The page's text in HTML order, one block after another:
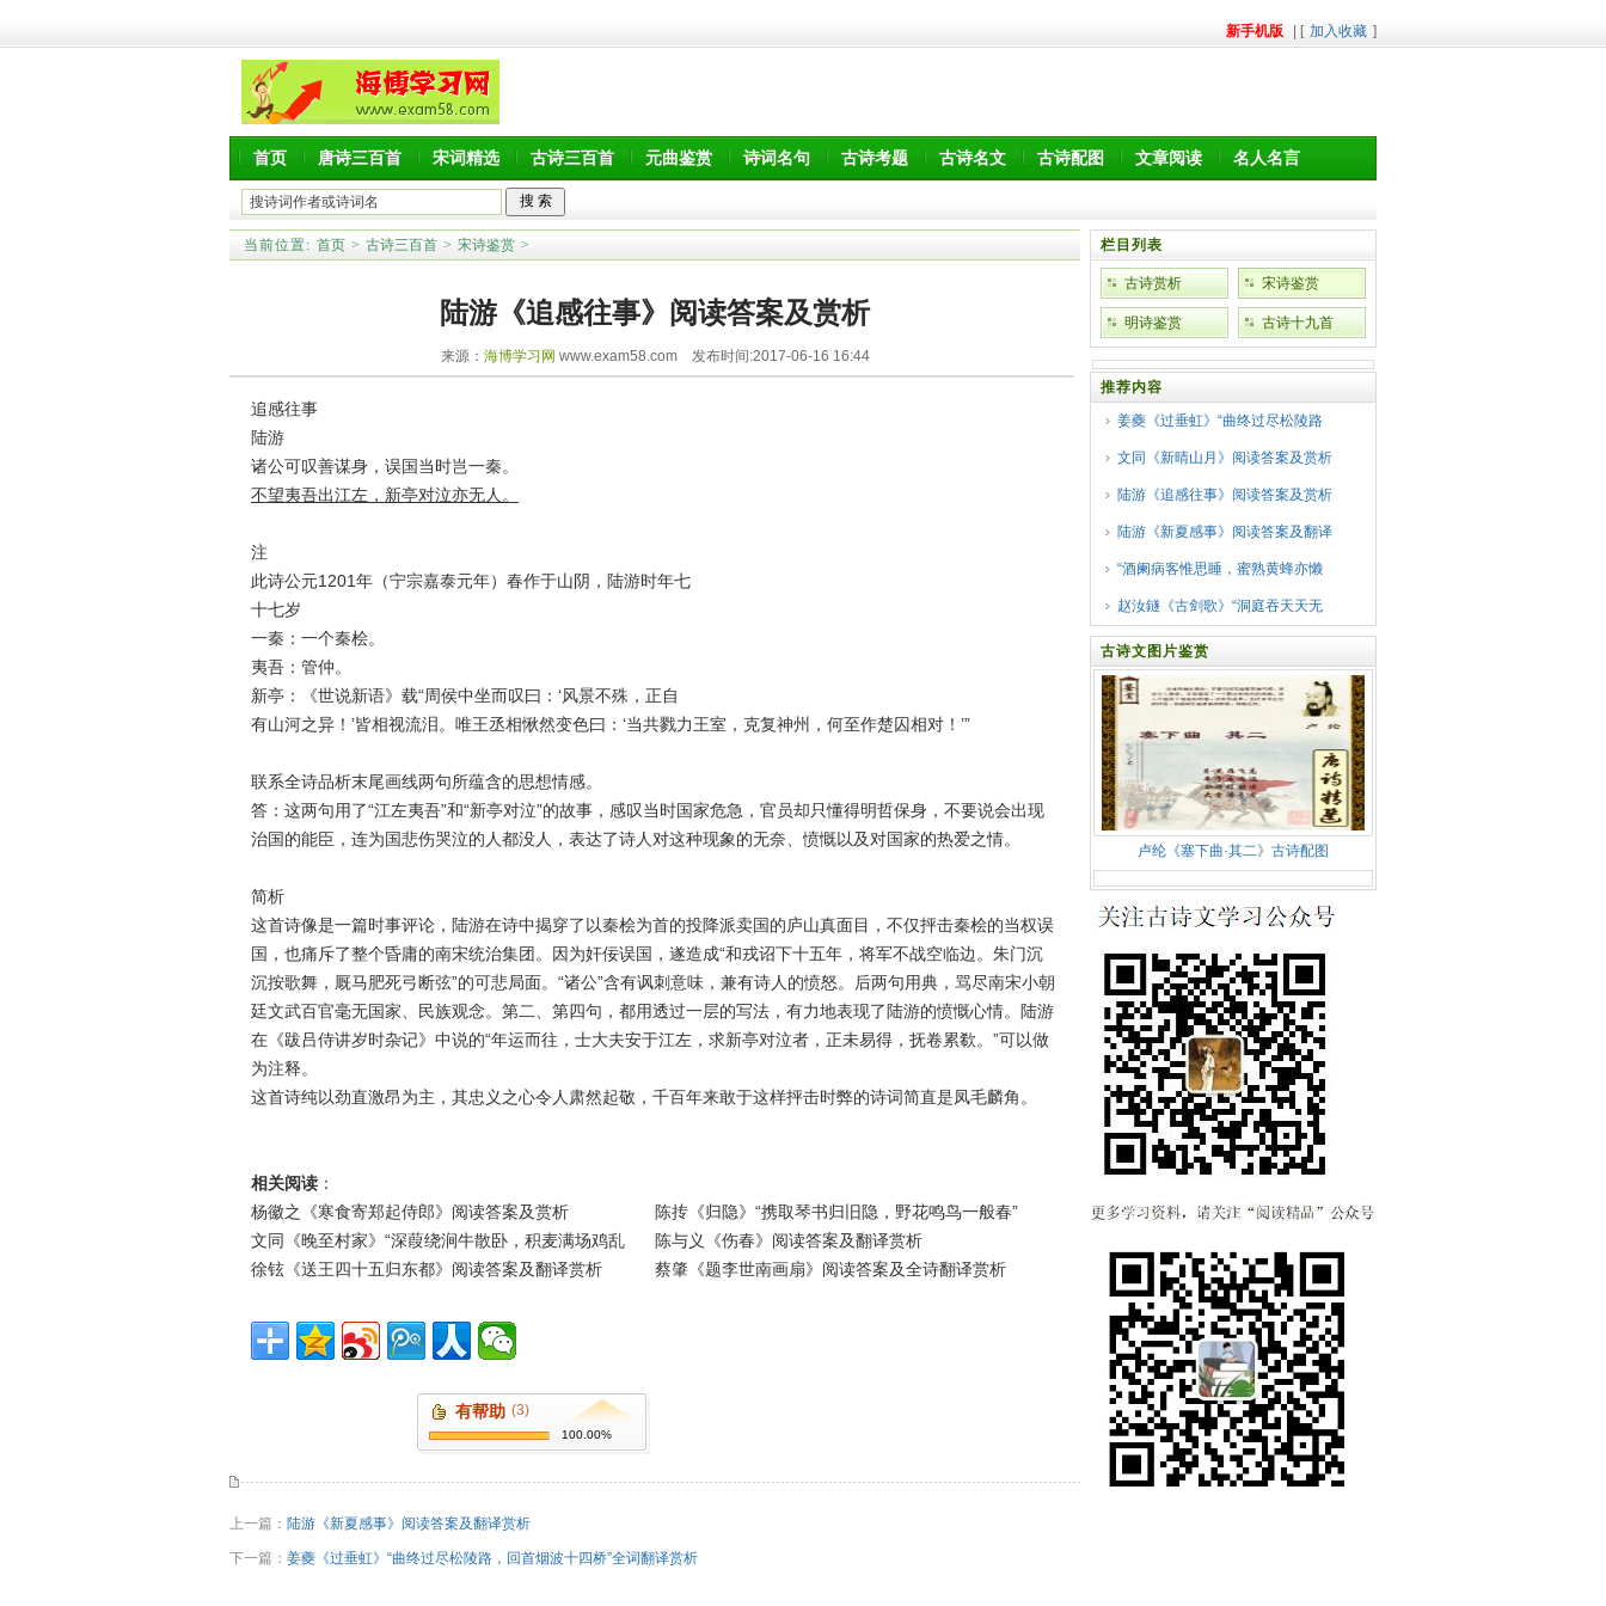
新手机版 | [ 加入收藏 ]
首页 唐诗三百首 宋词精选 古诗三百首 元曲鉴赏 诗词名句 古诗考题 古诗名文 古诗配图 文章阅读 名人名言
当前位置: 首页 > 古诗三百首 > 宋诗鉴赏 >
陆游《追感往事》阅读答案及赏析
来源： 海博学习网 www.exam58.com 发布时间:2017-06-16 16:44
追感往事
陆游
诸公可叹善谋身，误国当时岂一秦。
不望夷吾出江左，新亭对泣亦无人。
注
此诗公元1201年（宁宗嘉泰元年）春作于山阴，陆游时年七
十七岁
一秦：一个秦桧。
夷吾：管仲。
新亭：《世说新语》载“周侯中坐而叹曰：‘风景不殊，正自
有山河之异！’皆相视流泪。唯王丞相愀然变色曰：‘当共戮力王室，克复神州，何至作楚囚相对！’”
联系全诗品析末尾画线两句所蕴含的思想情感。
答：这两句用了“江左夷吾”和“新亭对泣”的故事，感叹当时国家危急，官员却只懂得明哲保身，不要说会出现
治国的能臣，连为国悲伤哭泣的人都没人，表达了诗人对这种现象的无奈、愤慨以及对国家的热爱之情。
简析
这首诗像是一篇时事评论，陆游在诗中揭穿了以秦桧为首的投降派卖国的庐山真面目，不仅抨击秦桧的当权误
国，也痛斥了整个昏庸的南宋统治集团。因为奸佞误国，遂造成“和戎诏下十五年，将军不战空临边。朱门沉
沉按歌舞，厩马肥死弓断弦”的可悲局面。“诸公”含有讽刺意味，兼有诗人的愤怒。后两句用典，骂尽南宋小朝
廷文武百官毫无国家、民族观念。第二、第四句，都用透过一层的写法，有力地表现了陆游的愤慨心情。陆游
在《跋吕侍讲岁时杂记》中说的“年运而往，士大夫安于江左，求新亭对泣者，正未易得，抚卷累欷。”可以做
为注释。
这首诗纯以劲直激昂为主，其忠义之心令人肃然起敬，千百年来敢于这样抨击时弊的诗词简直是凤毛麟角。
相关阅读 ：
杨徽之《寒食寄郑起侍郎》阅读答案及赏析
陈抟《归隐》“携取琴书归旧隐，野花鸣鸟一般春”
文同《晚至村家》“深葭绕涧牛散卧，积麦满场鸡乱
陈与义《伤春》阅读答案及翻译赏析
徐铉《送王四十五归东都》阅读答案及翻译赏析
蔡肇《题李世南画扇》阅读答案及全诗翻译赏析
有帮助 (3)
100.00%
上一篇： 陆游《新夏感事》阅读答案及翻译赏析
下一篇： 姜夔《过垂虹》“曲终过尽松陵路，回首烟波十四桥”全词翻译赏析
栏目列表
古诗赏析 宋诗鉴赏
明诗鉴赏 古诗十九首
推荐内容
姜夔《过垂虹》“曲终过尽松陵路
文同《新晴山月》阅读答案及赏析
陆游《追感往事》阅读答案及赏析
陆游《新夏感事》阅读答案及翻译
“酒阑病客惟思睡，蜜熟黄蜂亦懒
赵汝鐩《古剑歌》“洞庭吞天天无
古诗文图片鉴赏
卢纶《塞下曲·其二》古诗配图